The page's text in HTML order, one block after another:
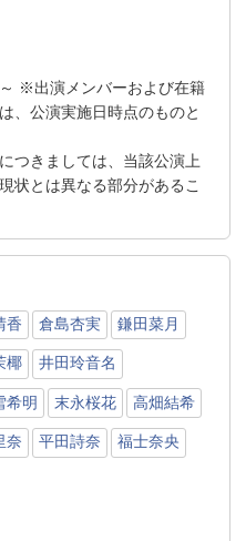
※出演メンバーおよび在籍
、公演実施日時点のものと
つきましては、当該公演上
状とは異なる部分があるこ
香 倉島杏実 鎌田菜月
椰 井田玲音名
希明 末永桜花 高畑結希
奈 平田詩奈 福士奈央